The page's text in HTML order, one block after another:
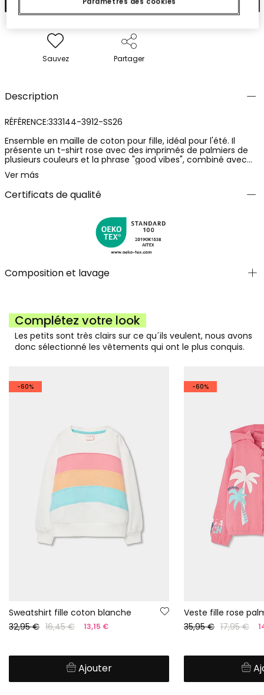
Sauvez Partager
Description
RÉFÉRENCE:333144-3912-SS26
Ensemble en maille de coton pour fille, idéal pour l'été. Il
présente un t-shirt rose avec des imprimés de palmiers de
plusieurs couleurs et la phrase "good vibes", combiné avec
des leggings à rayures blanches et roses. Douceur et confort
parfaits pour des journées de jeu et de détente. Disponible en
tailles de 12 mois à 12 ans. Design joyeux et coloré qui ajoute
une touche de fraîcheur et de style jeune, faisant de cet
Ver más
Certificats de qualité
Composition et lavage
Complétez votre look
Les petits sont très clairs sur ce qu´ils veulent, nous avons
donc sélectionné les vêtements qui ont le plus conquis.
-60%
Sweatshirt fille coton blanche
32,95 € 16,45 € 13,15 €
Ajouter
-60%
Veste fille rose
35,95 € 17,95 €